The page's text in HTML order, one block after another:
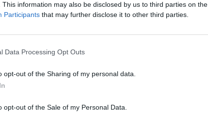
This information may also be disclosed by us to third parties on the
Participants that may further disclose it to other third parties.
Data Processing Opt Outs
opt-out of the Sharing of my personal data.
opt-out of the Sale of my Personal Data.
départ de CDG avec un avion Hi-Fly,
Cana et Dakar ), effectué ces der’iers
pour but d’assurer les liaisons
AF. Cette grève retarde les